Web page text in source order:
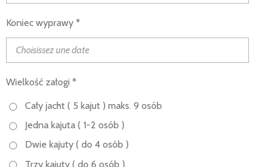
Koniec wyprawy *
Wielkość załogi *
Cały jacht ( 5 kajut ) maks. 9 osób
Jedna kajuta ( 1-2 osób )
Dwie kajuty ( do 4 osób )
Trzy kajuty ( do 6 osób )